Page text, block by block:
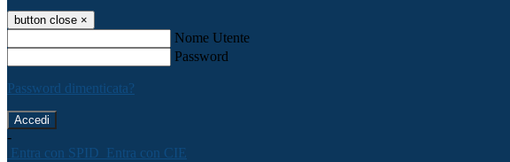
button close ×
Nome Utente
Password
Password dimenticata?
-
Entra con SPID Entra con CIE